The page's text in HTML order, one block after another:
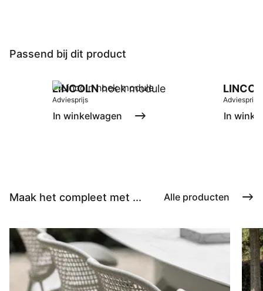
Passend bij dit product
LINCOLNhoek module
Adviesprijs
In winkelwagen
Adviesprijs
In
Maak het compleet met ... Alle producten